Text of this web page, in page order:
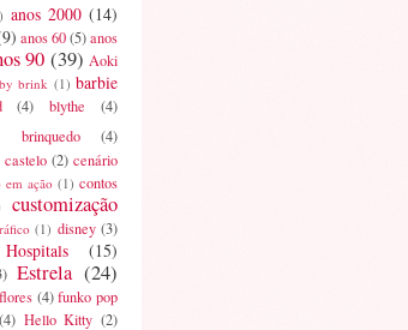
anos 2000 (14)
anos 60(5)anos
90 (39) Aoki
brink (1) barbie
(4) blythe (4)
brinquedo (4)
castelo (2) cenário
em ação (1) contos
customização
(1) disney (3)
(15)
Estrela (24)
flores (4) funko pop
(4) Hello Kitty (2)